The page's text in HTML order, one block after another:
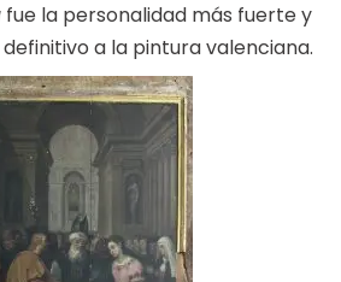
fue la personalidad más fuerte y
a la pintura valenciana.